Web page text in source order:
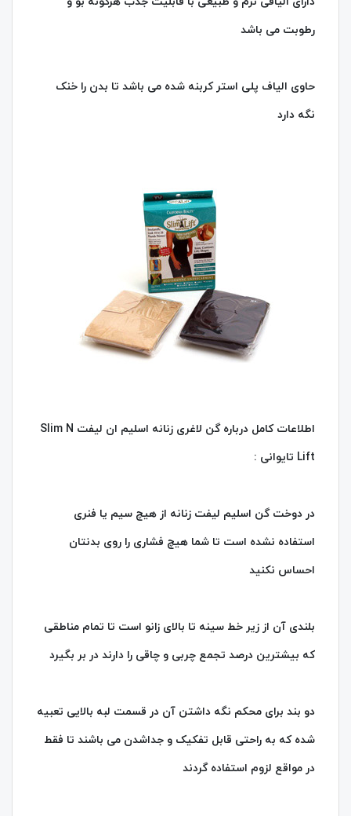
رطوبت می باشد
حاوی الیاف پلی استر کربنه شده می باشد تا بدن را خنک
نگه دارد
اطلاعات کامل درباره گن لاغری زنانه اسلیم ان لیفت Slim N
Lift تایوانی :
در دوخت گن اسلیم لیفت زنانه از هیچ سیم یا فنری
استفاده نشده است تا شما هیچ فشاری را روی بدنتان
احساس نکنید
بلندی آن از زیر خط سینه تا بالای زانو است تا تمام مناطقی
که بیشترین درصد تجمع چربی و چاقی را دارند در بر بگیرد
دو بند برای محکم نگه داشتن آن در قسمت لبه بالایی تعبیه
شده که به راحتی قابل تفکیک و جداشدن می باشند تا فقط
در مواقع لزوم استفاده گردند